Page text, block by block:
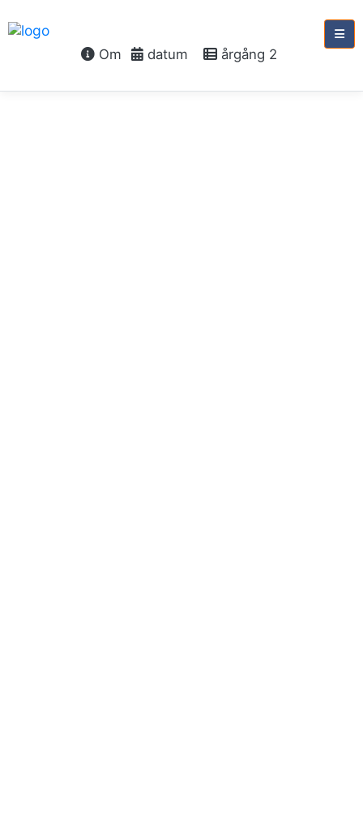
Om datum årgång 2